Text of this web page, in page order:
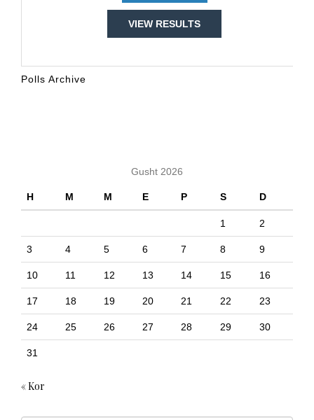
VIEW RESULTS
Polls Archive
Gusht 2026
H M M E P S D
1 2
3 4 5 6 7 8 9
10 11 12 13 14 15 16
17 18 19 20 21 22 23
24 25 26 27 28 29 30
31
« Kor